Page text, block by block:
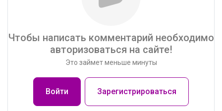
Чтобы написать комментарий необходимо
авторизоваться на сайте!
Это займет меньше минуты
Войти Зарегистрироваться